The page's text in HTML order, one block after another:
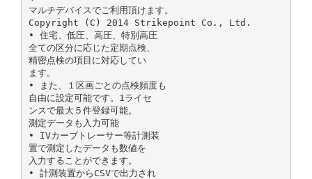
マルチデバイスでご利用頂けます。
Copyright (C) 2014 Strikepoint Co., Ltd.
• 住宅、低圧、高圧、特別高圧
全ての区分に応じた定期点検、
精密点検の項目に対応してい
ます。
• また、１区画ごとの点検頻度も
自由に設定可能です。1ライセ
ンスで最大５件登録可能。
測定データも入力可能
• IVカーブトレーサー等計測装
置で測定したデータも数値を
入力することができます。
• 計測装置からCSVで出力され